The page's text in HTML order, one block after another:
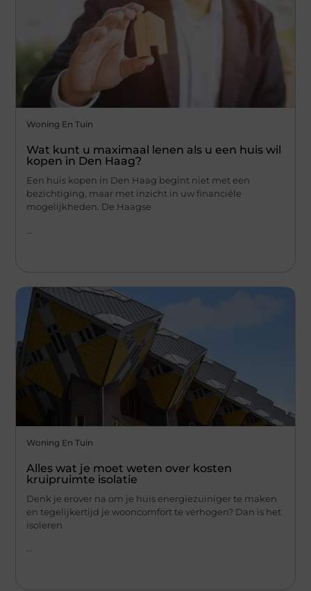
Woning En Tuin
Wat kunt u maximaal lenen als u een huis wil
kopen in Den Haag?
Een huis kopen in Den Haag begint niet met een
bezichtiging, maar met inzicht in uw financiële
mogelijkheden. De Haagse
Woning En Tuin
Alles wat je moet weten over kosten
kruipruimte isolatie
Denk je erover na om je huis energiezuiniger te maken
en tegelijkertijd je wooncomfort te verhogen? Dan is het
isoleren